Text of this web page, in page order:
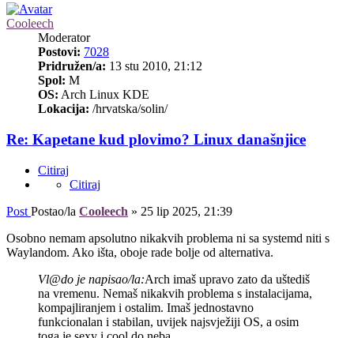
Cooleech
Moderator
Postovi: 7028
Pridružen/a: 13 stu 2010, 21:12
Spol: M
OS: Arch Linux KDE
Lokacija: /hrvatska/solin/
Re: Kapetane kud plovimo? Linux današnjice
Citiraj
Citiraj
Post Postao/la Cooleech » 25 lip 2025, 21:39
Osobno nemam apsolutno nikakvih problema ni sa systemd niti s
Waylandom. Ako išta, oboje rade bolje od alternativa.
Vl@do je napisao/la:Arch imaš upravo zato da uštediš
na vremenu. Nemaš nikakvih problema s instalacijama,
kompajliranjem i ostalim. Imaš jednostavno
funkcionalan i stabilan, uvijek najsvježiji OS, a osim